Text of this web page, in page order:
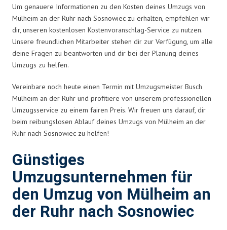
Um genauere Informationen zu den Kosten deines Umzugs von
Mülheim an der Ruhr nach Sosnowiec zu erhalten, empfehlen wir
dir, unseren kostenlosen Kostenvoranschlag-Service zu nutzen.
Unsere freundlichen Mitarbeiter stehen dir zur Verfügung, um alle
deine Fragen zu beantworten und dir bei der Planung deines
Umzugs zu helfen.
Vereinbare noch heute einen Termin mit Umzugsmeister Busch
Mülheim an der Ruhr und profitiere von unserem professionellen
Umzugsservice zu einem fairen Preis. Wir freuen uns darauf, dir
beim reibungslosen Ablauf deines Umzugs von Mülheim an der
Ruhr nach Sosnowiec zu helfen!
Günstiges
Umzugsunternehmen für
den Umzug von Mülheim an
der Ruhr nach Sosnowiec